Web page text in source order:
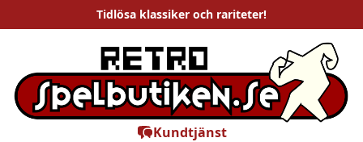
Tidlösa klassiker och rariteter!
Kundtjänst